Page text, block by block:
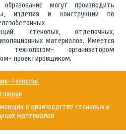
могут производить
изделия и конструкции по
стеновых, отделочных,
материалов. Имеется
технологом- организатором
проектировщиком.
технолог
в производстве стеновых и
материалов